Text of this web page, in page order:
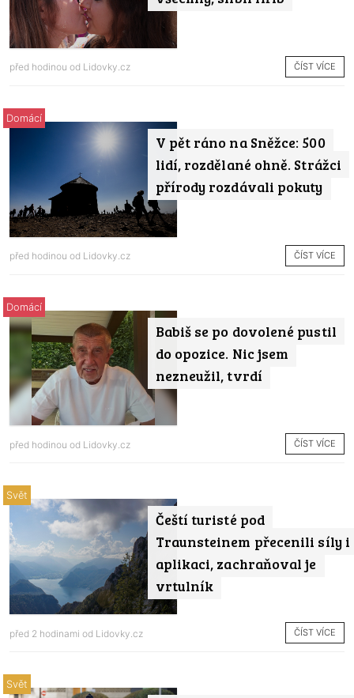
před hodinou od Lidovky.cz ČÍST VÍCE
V pět ráno na Sněžce: 500
lidí, rozdělané ohně. Strážci
přírody rozdávali pokuty
Domácí
před hodinou od Lidovky.cz ČÍST VÍCE
Babiš se po dovolené pustil
do opozice. Nic jsem
nezneužil, tvrdí
Domácí
před hodinou od Lidovky.cz ČÍST VÍCE
Čeští turisté pod
Traunsteinem přecenili síly i
aplikaci, zachraňoval je
vrtulník
Svět
před 2 hodinami od Lidovky.cz ČÍST VÍCE
Svět